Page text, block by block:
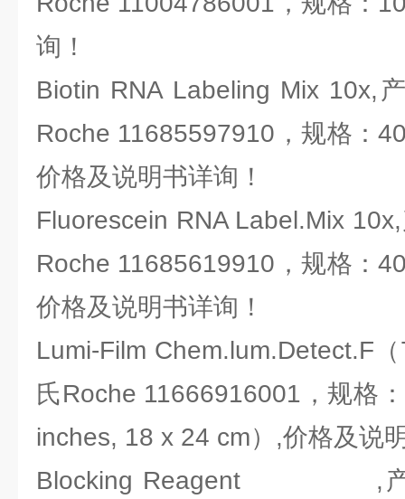
询！
Biotin RNA Labeling Mix 10x,
Roche 11685597910，规格：
价格及说明书详询！
Fluorescein RNA Label.Mix
Roche 11685619910，规格：
价格及说明书详询！
Lumi-Film Chem.lum.Detect.F
氏Roche 11666916001，规格
inches, 18 x 24 cm）,价格及说
Blocking Reagent ,产品